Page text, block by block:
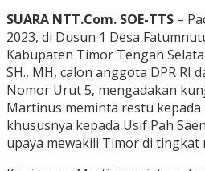
SUARA NTT.Com. SOE-TTS –
2023, di Dusun 1 Desa
Kabupaten Timor Tengah
SH., MH, calon anggota DPR RI
Nomor Urut 5, mengadakan
Martinus meminta restu
khususnya kepada Usif Pah
upaya mewakili Timor di tingkat